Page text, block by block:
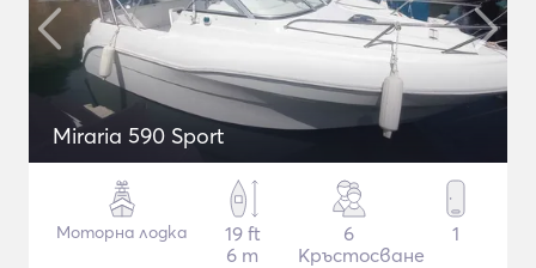
Miraria 590 Sport
Моторна лодка
19 ft
6 m
6
Кръстосване
1